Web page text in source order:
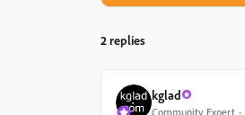
2 replies
kglad
Community Expert